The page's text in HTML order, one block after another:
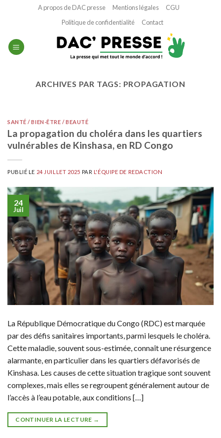
A propos de DAC presse Mentions légales
CGU
Politique de confidentialité
Contact
ARCHIVES PAR TAGS: PROPAGATION
SANTÉ / BIEN-ÊTRE / BEAUTÉ
La propagation du choléra dans les quartiers
vulnérables de Kinshasa, en RD Congo
PUBLIÉ LE 24 JUILLET 2025 PAR L'ÉQUIPE DE REDACTION
24
Juil
La République Démocratique du Congo (RDC) est marquée
par des défis sanitaires importants, parmi lesquels le choléra.
Cette maladie, souvent sous-estimée, connaît une résurgence
alarmante, en particulier dans les quartiers défavorisés de
Kinshasa. Les causes de cette situation tragique sont souvent
complexes, mais elles se regroupent généralement autour de
l’accès à l’eau potable, aux conditions […]
CONTINUER LA LECTURE →